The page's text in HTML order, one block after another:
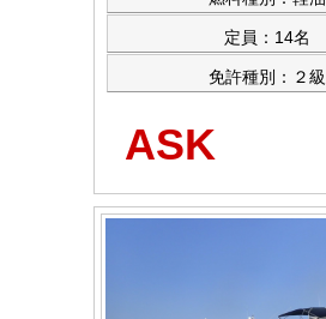
定員：14名
免許種別：２級
ASK